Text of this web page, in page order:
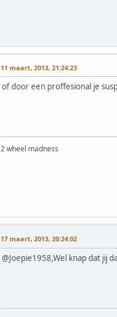
11 maart, 2013, 21:24:23
of door een proffesional je
2 wheel madness
17 maart, 2013, 20:24:02
@Joepie1958,Wel knap dat jij